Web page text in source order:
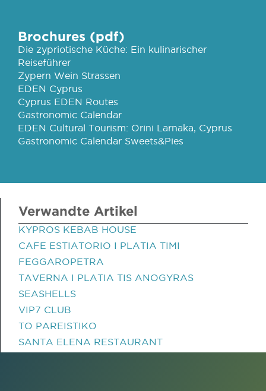
Brochures (pdf)
Die zypriotische Küche: Ein kulinarischer
Reiseführer
Zypern Wein Strassen
EDEN Cyprus
Cyprus EDEN Routes
Gastronomic Calendar
EDEN Cultural Tourism: Orini Larnaka, Cyprus
Gastronomic Calendar Sweets&Pies
Verwandte Artikel
KYPROS KEBAB HOUSE
CAFE ESTIATORIO I PLATIA TIMI
FEGGAROPETRA
TAVERNA I PLATIA TIS ANOGYRAS
SEASHELLS
VIP7 CLUB
TO PAREISTIKO
SANTA ELENA RESTAURANT